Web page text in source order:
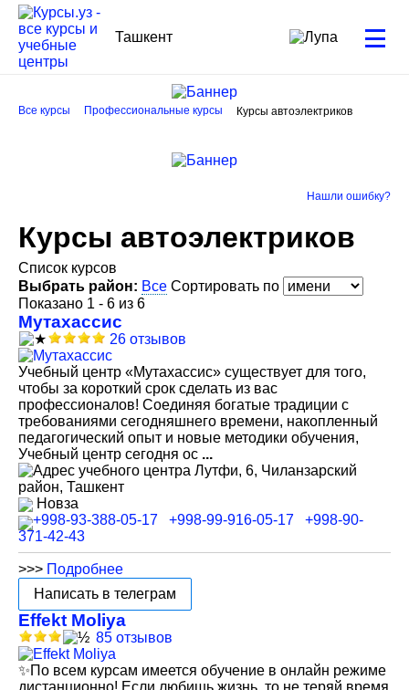
Ташкент
Все курсы Профессиональные курсы Курсы автоэлектриков
Нашли ошибку?
Курсы автоэлектриков
Список курсов
Выбрать район: Все Сортировать по
Показано 1 - 6 из 6
Мутахассис
26 отзывов
Учебный центр «Мутахассис» существует для того,
чтобы за короткий срок сделать из вас
профессионалов! Соединяя богатые традиции с
требованиями сегодняшнего времени, накопленный
педагогический опыт и новые методики обучения,
Учебный центр сегодня ос ...
Лутфи, 6, Чиланзарский
район, Ташкент
Новза
+998-93-388-05-17
+998-99-916-05-17
+998-90-
371-42-43
>>> Подробнее
Написать в телеграм
Effekt Moliya
85 отзывов
✨По всем курсам имеется обучение в онлайн режиме
дистанционно! Если любишь жизнь, то не теряй время